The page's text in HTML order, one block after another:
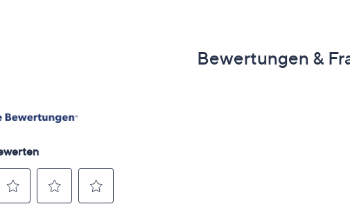
Bewertungen &